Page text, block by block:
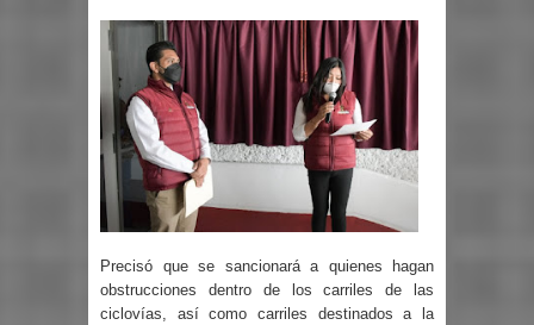
Precisó que se sancionará a quienes hagan
obstrucciones dentro de los carriles de las
ciclovías, así como carriles destinados a la